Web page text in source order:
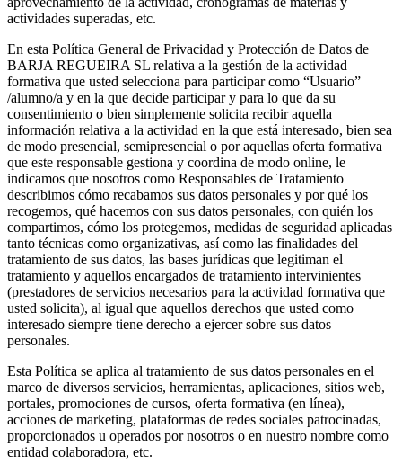
actividades superadas, etc.
En esta Política General de Privacidad y Protección de Datos de
BARJA REGUEIRA SL relativa a la gestión de la actividad
formativa que usted selecciona para participar como “Usuario”
/alumno/a y en la que decide participar y para lo que da su
consentimiento o bien simplemente solicita recibir aquella
información relativa a la actividad en la que está interesado, bien sea
de modo presencial, semipresencial o por aquellas oferta formativa
que este responsable gestiona y coordina de modo online, le
indicamos que nosotros como Responsables de Tratamiento
describimos cómo recabamos sus datos personales y por qué los
recogemos, qué hacemos con sus datos personales, con quién los
compartimos, cómo los protegemos, medidas de seguridad aplicadas
tanto técnicas como organizativas, así como las finalidades del
tratamiento de sus datos, las bases jurídicas que legitiman el
tratamiento y aquellos encargados de tratamiento intervinientes
(prestadores de servicios necesarios para la actividad formativa que
usted solicita), al igual que aquellos derechos que usted como
interesado siempre tiene derecho a ejercer sobre sus datos
personales.
Esta Política se aplica al tratamiento de sus datos personales en el
marco de diversos servicios, herramientas, aplicaciones, sitios web,
portales, promociones de cursos, oferta formativa (en línea),
acciones de marketing, plataformas de redes sociales patrocinadas,
proporcionados u operados por nosotros o en nuestro nombre como
entidad colaboradora, etc.